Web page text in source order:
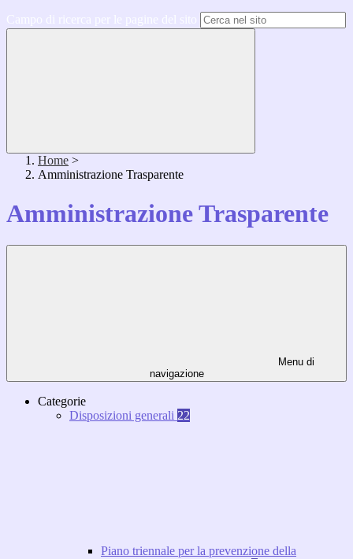
Home >
Amministrazione Trasparente
Amministrazione Trasparente
Menu di
navigazione
Categorie
Disposizioni generali 22
Piano triennale per la prevenzione della